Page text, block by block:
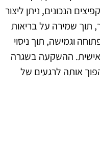
הנכונים, ניתן ליצור
תוך שמירה על בריאות
וגמישה, תוך ניסוי
ההשקעה בשגרה
אותה לרגעים של